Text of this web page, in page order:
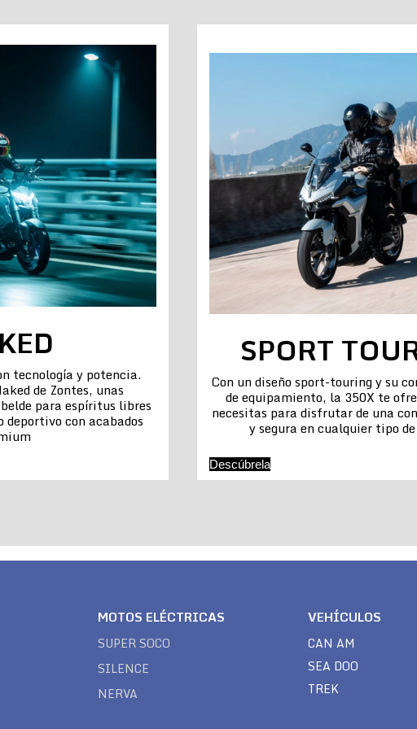
tecnología y potencia.
de Zontes, unas
para espíritus libres
deportivo con acabados
SPORT
Con un diseño sport-touring y su
de equipamiento, la 350X te
necesitas para disfrutar de una
y segura en cualquier tipo
Descúbrela
MOTOS ELÉCTRICAS
SUPER SOCO
SILENCE
NERVA
VEHÍCULOS
CAN AM
SEA DOO
TREK